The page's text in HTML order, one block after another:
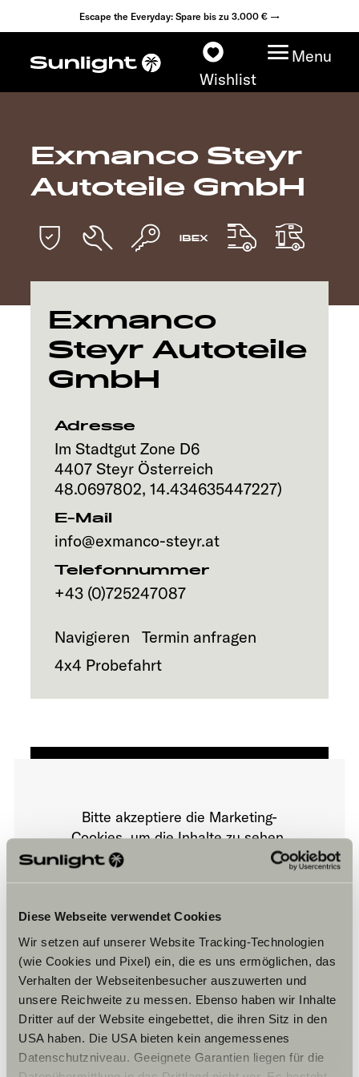
Diese Webseite verwendet Cookies
Wir setzen auf unserer Website Tracking-Technologien
(wie Cookies und Pixel) ein, die es uns ermöglichen, das
Verhalten der Webseitenbesucher auszuwerten und
unsere Reichweite zu messen. Ebenso haben wir Inhalte
Dritter auf der Website eingebettet, die ihren Sitz in den
USA haben. Die USA bieten kein angemessenes
Datenschutzniveau. Geeignete Garantien liegen für die
Escape the Everyday: Spare bis zu 3.000 € →
Wishlist
Menu
Modelle
Fahrzeugfinder
Händlersuche
Explore
Service
Exmanco Steyr
Autoteile GmbH
Exmanco
Steyr Autoteile
GmbH
Adresse
Im Stadtgut Zone D6
4407 Steyr Österreich
48.0697802, 14.434635447227)
E-Mail
info@exmanco-steyr.at
Telefonnummer
+43 (0)725247087
Navigieren
Termin anfragen
4x4 Probefahrt
Öffnungszeiten
Bitte akzeptiere die Marketing-
Cookies, um die Inhalte zu sehen.